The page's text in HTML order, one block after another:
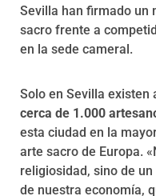
Sevilla han firmado un
sacro frente a
en la sede cameral.
Solo en Sevilla existen
cerca de 1.000
esta ciudad en la
arte sacro de Europa.
religiosidad, sino de
de nuestra economía,